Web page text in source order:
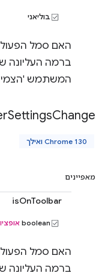
בוליאני
האם סמל
ברמה העליונה
המשתמש
SettingsChange
Chrome 130 ואילך
מאפיינים
isOnToolbar
‫boolean
האם סמל
ברמה העליונה